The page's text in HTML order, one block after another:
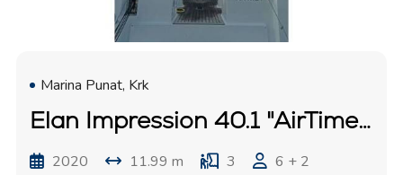
Marina Punat, Krk
Elan Impression 40.1 "AirTime 1"
2020 11.99 m 3
6 + 2